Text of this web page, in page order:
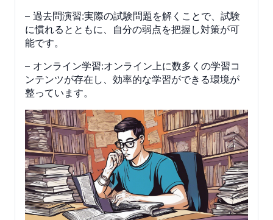
– 過去問演習:実際の試験問題を解くことで、試験
に慣れるとともに、自分の弱点を把握し対策が可
能です。
– オンライン学習:オンライン上に数多くの学習コ
ンテンツが存在し、効率的な学習ができる環境が
整っています。